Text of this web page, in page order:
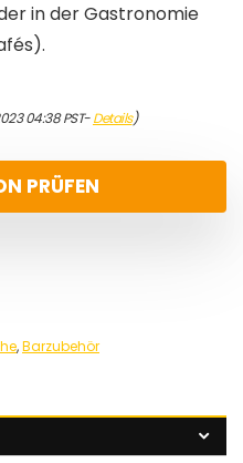
in der Gastronomie
04:38 PST-Details)
PRÜFEN
,Barzubehör